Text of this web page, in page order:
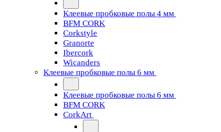
Клеевые пробковые полы 4 мм
BFM CORK
Corkstyle
Granorte
Ibercork
Wicanders
Клеевые пробковые полы 6 мм
Клеевые пробковые полы 6 мм
BFM CORK
CorkArt